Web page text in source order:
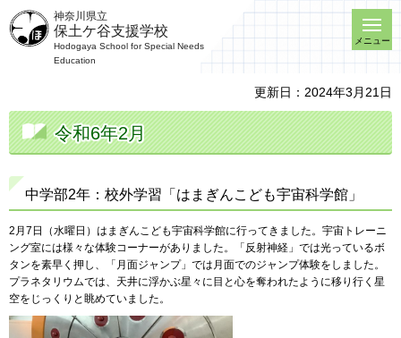
神奈川県立
保土ケ谷支援学校
Hodogaya School for Special Needs
Education
メニュー
更新日：2024年3月21日
令和6年2月
中学部2年：校外学習「はまぎんこども宇宙科学館」
2月7日（水曜日）はまぎんこども宇宙科学館に行ってきました。宇宙トレーニ
ング室には様々な体験コーナーがありました。「反射神経」では光っているボ
タンを素早く押し、「月面ジャンプ」では月面でのジャンプ体験をしました。
プラネタリウムでは、天井に浮かぶ星々に目と心を奪われたように移り行く星
空をじっくりと眺めていました。